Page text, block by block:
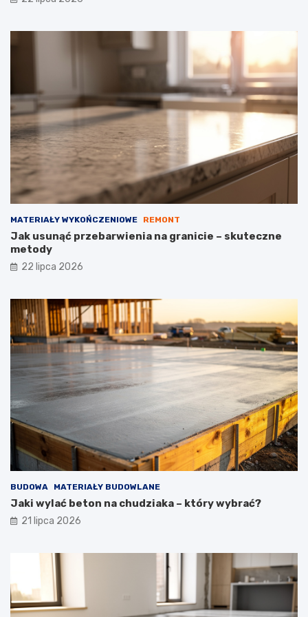
MATERIAŁY WYKOŃCZENIOWE REMONT
Jak usunąć przebarwienia na granicie – skuteczne
metody
22 lipca 2026
BUDOWA MATERIAŁY BUDOWLANE
Jaki wylać beton na chudziaka – który wybrać?
21 lipca 2026